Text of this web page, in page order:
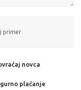
primer
novca
plaćanje